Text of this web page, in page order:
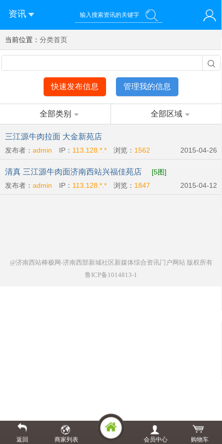
资讯
您好！欢迎来到济南西站棒极网-济南西部新城社区新媒体综
合资讯门户网站
登录 注册 微信快速登录
当前位置： 分类首页
快速发布信息 管理我的信息
全部类别 全部区域
三江源牛肉拉面 大金新苑店
发布者： admin IP： 113.128.*.* 浏览： 1562 2015-04-26
清真 三江源牛肉面济南西站兴福佳苑店
[5图]
发布者： admin IP： 113.128.*.* 浏览： 1847 2015-04-12
@济南西站棒极网-济南西部新城社区新媒体综合资讯门户网站版权所有
鲁ICP备1014813-1
返回 商家列表 会员中心 购物车